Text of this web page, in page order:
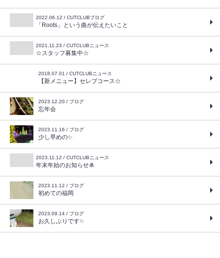
2022.06.12 / CUTCLUBブログ
「Roots」という曲が伝えたいこと
2021.11.23 / CUTCLUBニュース
☆スタッフ募集中☆
2018.07.01 / CUTCLUBニュース
【新メニュー】セレブコース☆
2023.12.20 / ブログ
忘年会
2023.11.16 / ブログ
少し早めの✨
2023.11.12 / CUTCLUBニュース
年末年始のお知らせ🎍
2023.11.12 / ブログ
初めての福岡
2023.09.14 / ブログ
お久しぶりです✨